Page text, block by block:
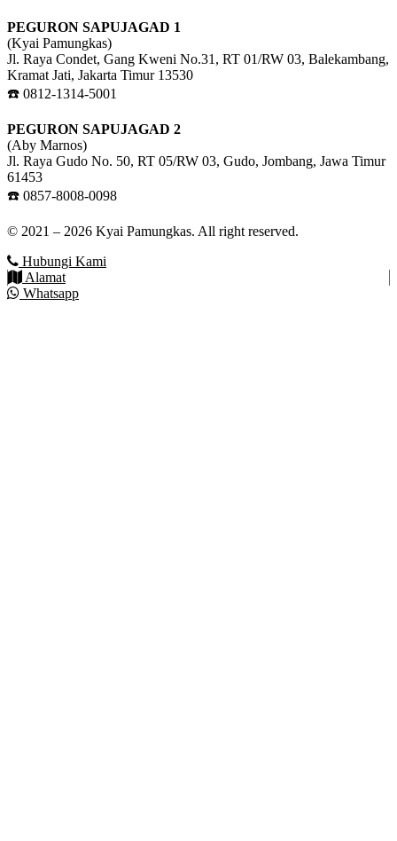
PEGURON SAPUJAGAD 1
(Kyai Pamungkas)
Jl. Raya Condet, Gang Kweni No.31, RT 01/RW 03, Balekambang,
Kramat Jati, Jakarta Timur 13530
☎️ 0812-1314-5001
PEGURON SAPUJAGAD 2
(Aby Marnos)
Jl. Raya Gudo No. 50, RT 05/RW 03, Gudo, Jombang, Jawa Timur
61453
☎️ 0857-8008-0098
© 2021 – 2026 Kyai Pamungkas. All right reserved.
Hubungi Kami
Alamat
Whatsapp